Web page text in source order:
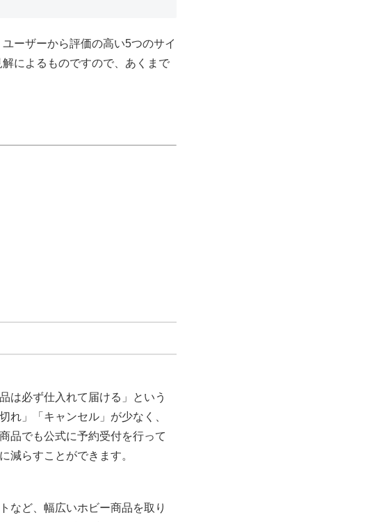
ーザーから評価の高い5つのサイ
によるものですので、あくまで
は必ず仕入れて届ける」という
れ」「キャンセル」が少なく、
品でも公式に予約受付を行って
減らすことができます。
など、幅広いホビー商品を取り